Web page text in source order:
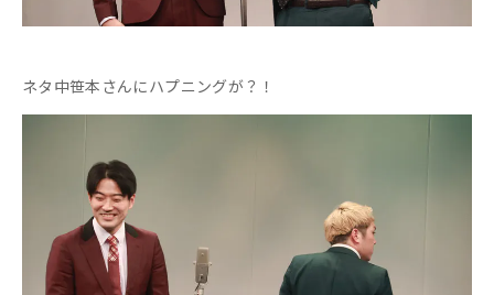
ネタ中笹本さんにハプニングが？！